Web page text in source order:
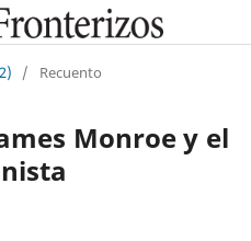
/ Recuento
Monroe y el